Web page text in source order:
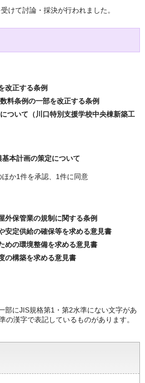
けて討論・採決が行われました。
改正する条例
料条例の一部を改正する条例
ついて（川口特別支援学校中央棟新築工
本計画の策定について
1件を承認、1件に同意
外保管業の規制に関する条例
安定供給の確保等を求める意見書
めの環境整備を求める意見書
の構築を求める意見書
部にJIS規格第1・第2水準にない文字があ
の漢字で表記しているものがあります。